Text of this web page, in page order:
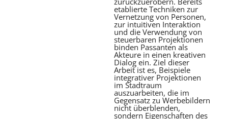
etablierte Techniken zur
Vernetzung von Personen,
zur intuitiven Interaktion
und die Verwendung von
steuerbaren Projektionen
binden Passanten als
Akteure in einen kreativen
Dialog ein. Ziel dieser
Arbeit ist es, Beispiele
integrativer Projektionen
im Stadtraum
auszuarbeiten, die im
Gegensatz zu Werbebildern
nicht überblenden,
sondern Eigenschaften des